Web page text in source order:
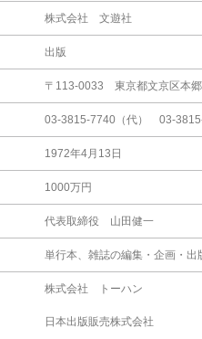
株式会社 文遊社
出版
〒113-0033 東京都文京区本
03-3815-7740（代） 03-
1972年4月13日
1000万円
代表取締役 山田健一
単行本、雑誌の編集・企画・出
株式会社 トーハン
日本出版販売株式会社